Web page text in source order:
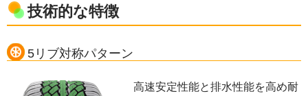
技術的な特徴
5リブ対称パターン
高速安定性能と排水性能を高め耐